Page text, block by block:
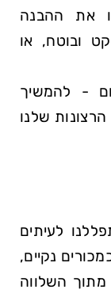
את ההבנה
ובוטח, או
- להמשיך
שלנו
לעיתים
נקיים,
מתוך השלווה